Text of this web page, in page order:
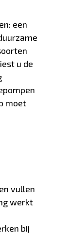
een
u de
moet
vullen
werkt
bij